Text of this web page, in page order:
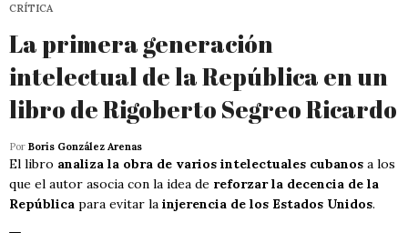
CRÍTICA
La primera generación
intelectual de la República en un
libro de Rigoberto Segreo Ricardo
Por Boris González Arenas
El libro analiza la obra de varios intelectuales cubanos a los
que el autor asocia con la idea de reforzar la decencia de la
República para evitar la injerencia de los Estados Unidos.